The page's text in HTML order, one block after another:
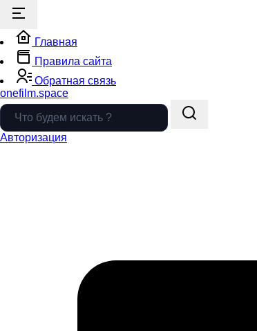
Главная
Правила сайта
Обратная связь
onefilm.space
Авторизация